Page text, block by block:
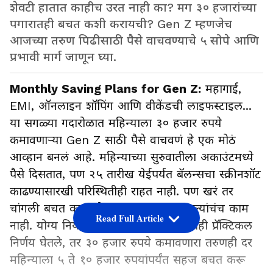
शेवटी हातात काहीच उरत नाही का? मग ३० हजारांच्या
पगारातही बचत कशी करायची? Gen Z म्हणजेच
आजच्या तरुण पिढीसाठी पैसे वाचवण्याचे ५ सोपे आणि
प्रभावी मार्ग जाणून घ्या.
Monthly Saving Plans for Gen Z: महागाई,
EMI, ऑनलाइन शॉपिंग आणि वीकेंडची लाइफस्टाइल...
या सगळ्या गदारोळात महिन्याला ३० हजार रुपये
कमावणाऱ्या Gen Z साठी पैसे वाचवणं हे एक मोठं
आव्हान बनलं आहे. महिन्याच्या सुरुवातीला अकाउंटमध्ये
पैसे दिसतात, पण २५ तारीख येईपर्यंत बॅलन्सचा स्क्रीनशॉट
काढण्यासारखी परिस्थितीही राहत नाही. पण खरं तर
चांगली बचत करणं हे फक्त जास्त पगारवाल्यांचंच काम
नाही. योग्य नियोजन, थोडी शिस्त आणि काही प्रॅक्टिकल
निर्णय घेतले, तर ३० हजार रुपये कमावणारा तरुणही दर
महिन्याला ५ ते १० हजार रुपयांपर्यंत सहज बचत करू
Read Full Article